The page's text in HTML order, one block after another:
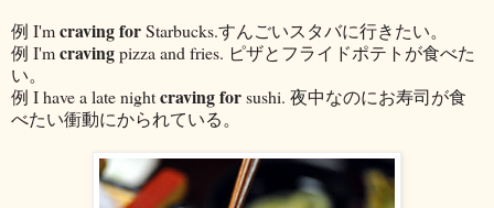
例 I'mcraving forStarbucks.すんごいスタバに行きたい。
例 I'mcravingpizza and fries. ピザとフライドポテトが食べた
い。
例 I have a late nightcraving forsushi. 夜中なのにお寿司が食
べたい衝動にかられている。